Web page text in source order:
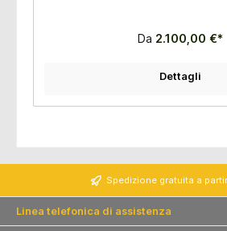
Da 2.100,00 €*
Dettagli
Spedizione gratuita a
Linea telefonica di assistenza